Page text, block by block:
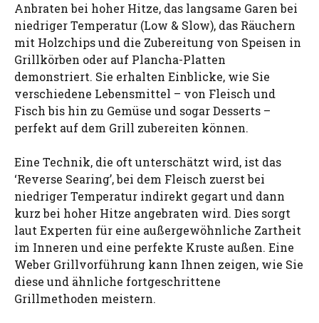
Anbraten bei hoher Hitze, das langsame Garen bei
niedriger Temperatur (Low & Slow), das Räuchern
mit Holzchips und die Zubereitung von Speisen in
Grillkörben oder auf Plancha-Platten
demonstriert. Sie erhalten Einblicke, wie Sie
verschiedene Lebensmittel – von Fleisch und
Fisch bis hin zu Gemüse und sogar Desserts –
perfekt auf dem Grill zubereiten können.
Eine Technik, die oft unterschätzt wird, ist das
‘Reverse Searing’, bei dem Fleisch zuerst bei
niedriger Temperatur indirekt gegart und dann
kurz bei hoher Hitze angebraten wird. Dies sorgt
laut Experten für eine außergewöhnliche Zartheit
im Inneren und eine perfekte Kruste außen. Eine
Weber Grillvorführung kann Ihnen zeigen, wie Sie
diese und ähnliche fortgeschrittene
Grillmethoden meistern.